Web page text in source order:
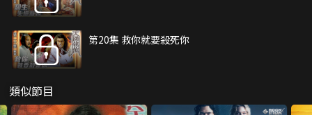
第20集 救你就要殺死你
類似節目